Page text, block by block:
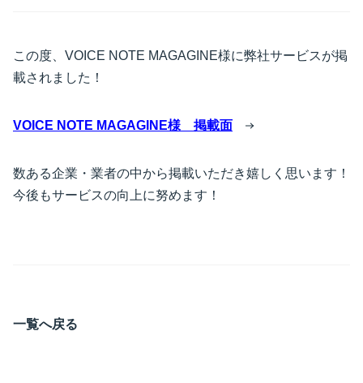
この度、VOICE NOTE MAGAGINE様に弊社サービスが掲
載されました！
VOICE NOTE MAGAGINE様 掲載面
数ある企業・業者の中から掲載いただき嬉しく思います！
今後もサービスの向上に努めます！
一覧へ戻る